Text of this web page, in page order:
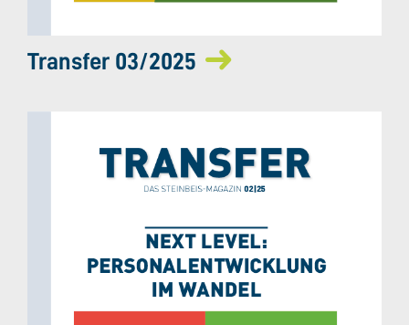
Transfer 03/2025